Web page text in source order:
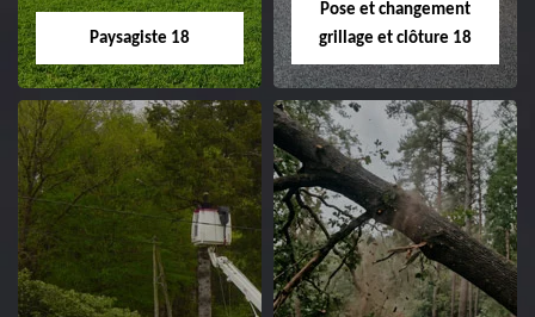
Paysagiste 18
Paysagiste 18
Artisan paysagiste 18
Cher tel: 02.52.56.49.40
Pose et changement
grillage et clôture 18
Pose et
changement
grillage et clôture